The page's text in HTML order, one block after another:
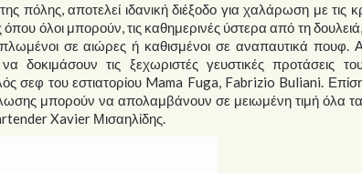
πόλης, αποτελεί ιδανική διέξοδο για χαλάρωση με τις
όλοι μπορούν, τις καθημερινές ύστερα από τη
σε αιώρες ή καθισμένοι σε αναπαυτικά πουφ.
τις ξεχωριστές γευστικές προτάσεις
σεφ του εστιατορίου Mama Fuga, Fabrizio Buliani.
μπορούν να απολαμβάνουν σε μειωμένη τιμή όλα
Xavier Μισαηλίδης.